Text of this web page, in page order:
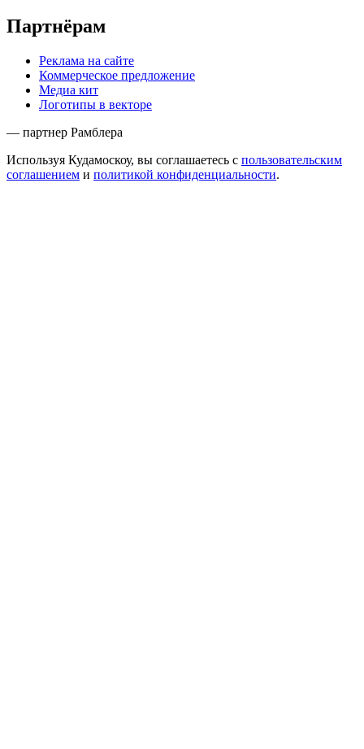
Партнёрам
Реклама на сайте
Коммерческое предложение
Медиа кит
Логотипы в векторе
— партнер Рамблера
Используя Кудамоскоу, вы соглашаетесь с пользовательским
соглашением и политикой конфиденциальности.